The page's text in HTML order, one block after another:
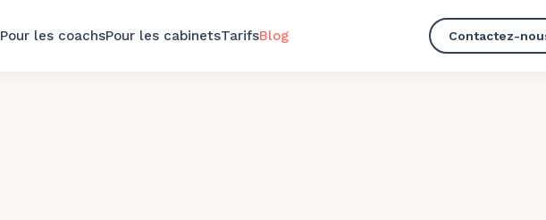
Pour les coachsPour les cabinetsTarifsBlog Contactez-